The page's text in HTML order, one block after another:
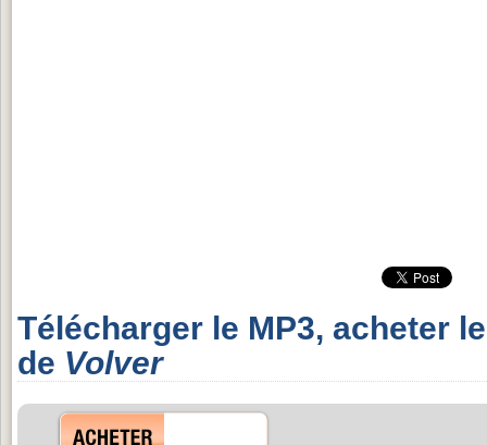
Télécharger le MP3, acheter
de Volver